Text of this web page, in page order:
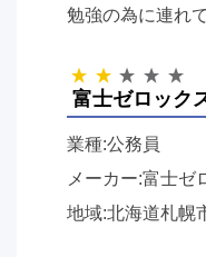
勉強の為に連れ
富士ゼロック
業種:公務員
メーカー:富士ゼ
地域:北海道札幌